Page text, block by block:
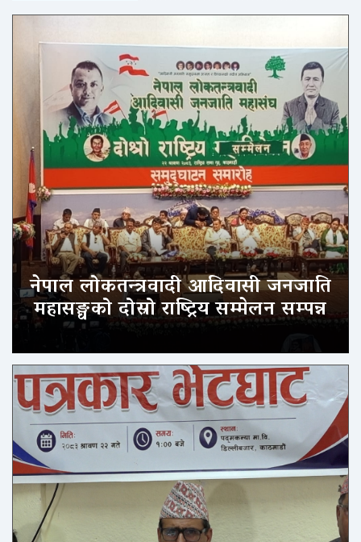
नेपाल लोकतन्त्रवादी आदिवासी जनजाति
महासङ्घको दोस्रो राष्ट्रिय सम्मेलन सम्पन्न